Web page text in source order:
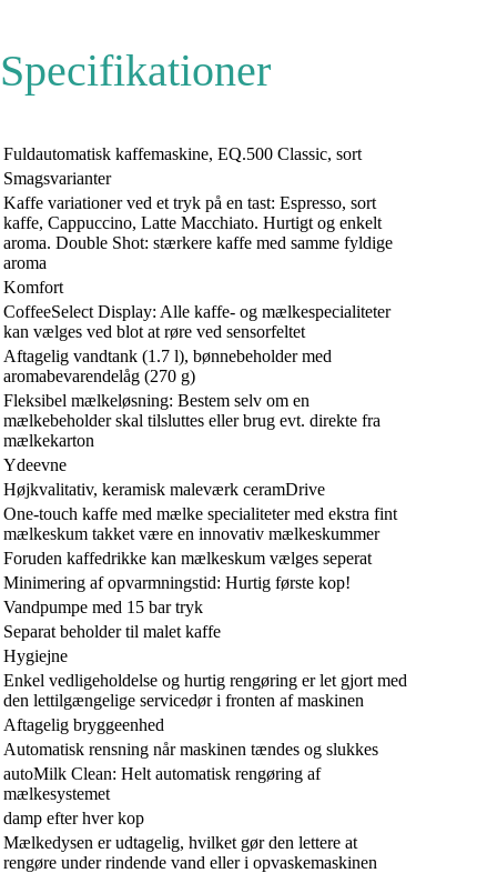
Specifikationer
Fuldautomatisk kaffemaskine, EQ.500 Classic, sort
Smagsvarianter
Kaffe variationer ved et tryk på en tast: Espresso, sort
kaffe, Cappuccino, Latte Macchiato. Hurtigt og enkelt
aroma. Double Shot: stærkere kaffe med samme fyldige
aroma
Komfort
CoffeeSelect Display: Alle kaffe- og mælkespecialiteter
kan vælges ved blot at røre ved sensorfeltet
Aftagelig vandtank (1.7 l), bønnebeholder med
aromabevarendelåg (270 g)
Fleksibel mælkeløsning: Bestem selv om en
mælkebeholder skal tilsluttes eller brug evt. direkte fra
mælkekarton
Ydeevne
Højkvalitativ, keramisk maleværk ceramDrive
One-touch kaffe med mælke specialiteter med ekstra fint
mælkeskum takket være en innovativ mælkeskummer
Foruden kaffedrikke kan mælkeskum vælges seperat
Minimering af opvarmningstid: Hurtig første kop!
Vandpumpe med 15 bar tryk
Separat beholder til malet kaffe
Hygiejne
Enkel vedligeholdelse og hurtig rengøring er let gjort med
den lettilgængelige servicedør i fronten af maskinen
Aftagelig bryggeenhed
Automatisk rensning når maskinen tændes og slukkes
autoMilk Clean: Helt automatisk rengøring af
mælkesystemet
damp efter hver kop
Mælkedysen er udtagelig, hvilket gør den lettere at
rengøre under rindende vand eller i opvaskemaskinen